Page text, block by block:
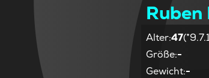
Alter:47
Größe:-
Gewicht:-